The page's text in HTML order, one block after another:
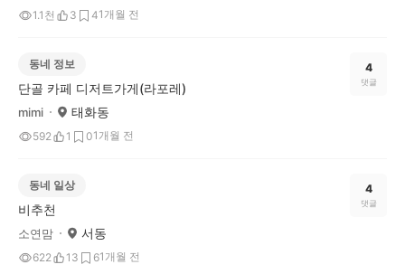
1.1천 3 41개월 전
동네 정보
단골 카페 디저트가게(라포레)
mimi 태화동
592 1 01개월 전
4
댓글
동네 일상
비추천
소연맘 서동
622 13 61개월 전
4
댓글